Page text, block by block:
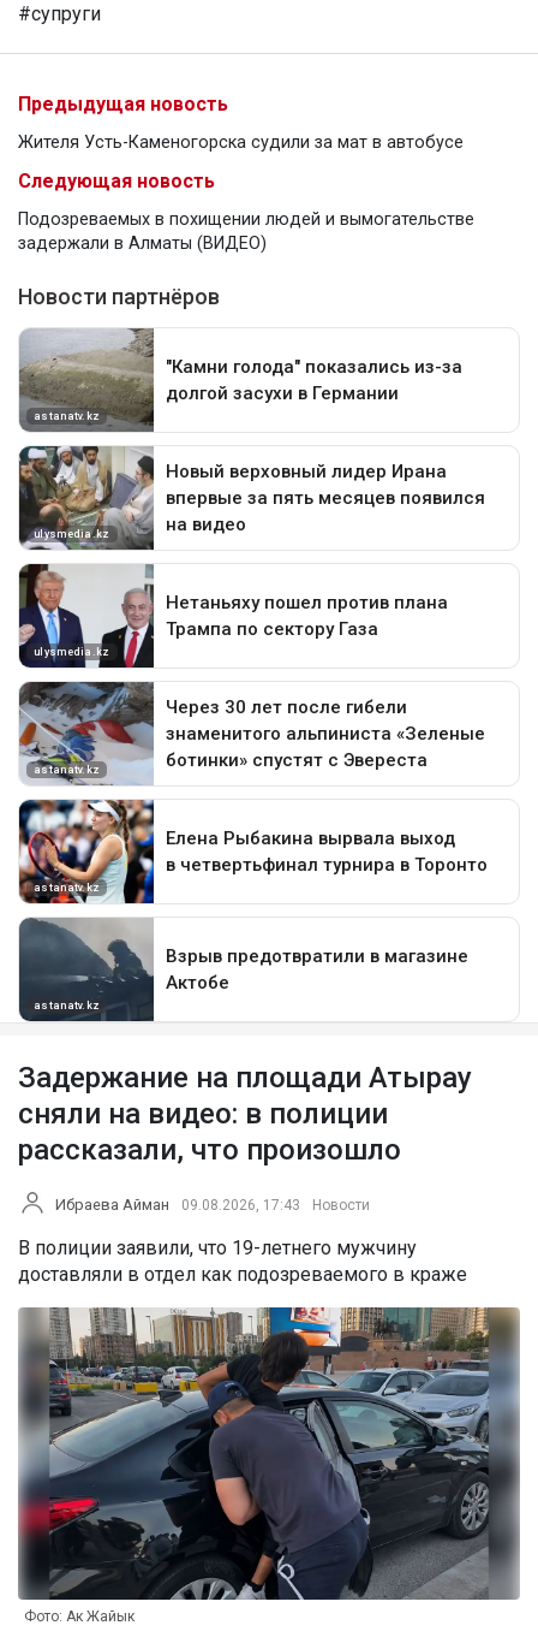
#супруги
Предыдущая новость
Жителя Усть-Каменогорска судили за мат в автобусе
Следующая новость
Подозреваемых в похищении людей и вымогательстве
задержали в Алматы (ВИДЕО)
Задержание на площади Атырау
сняли на видео: в полиции
рассказали, что произошло
Ибраева Айман 09.08.2026, 17:43 Новости
В полиции заявили, что 19-летнего мужчину
доставляли в отдел как подозреваемого в краже
Фото: Ак Жайык